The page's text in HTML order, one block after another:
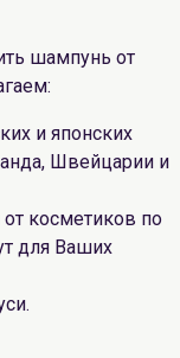
шампунь от
и японских
Швейцарии и
косметиков по
для Ваших